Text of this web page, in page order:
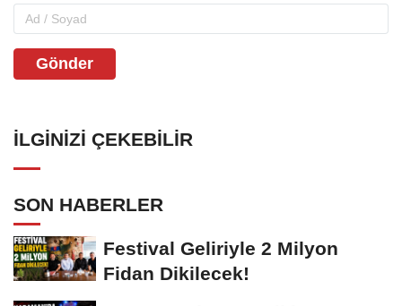
Gönder
İLGINIZI ÇEKEBILIR
SON HABERLER
Festival Geliriyle 2 Milyon
Fidan Dikilecek!